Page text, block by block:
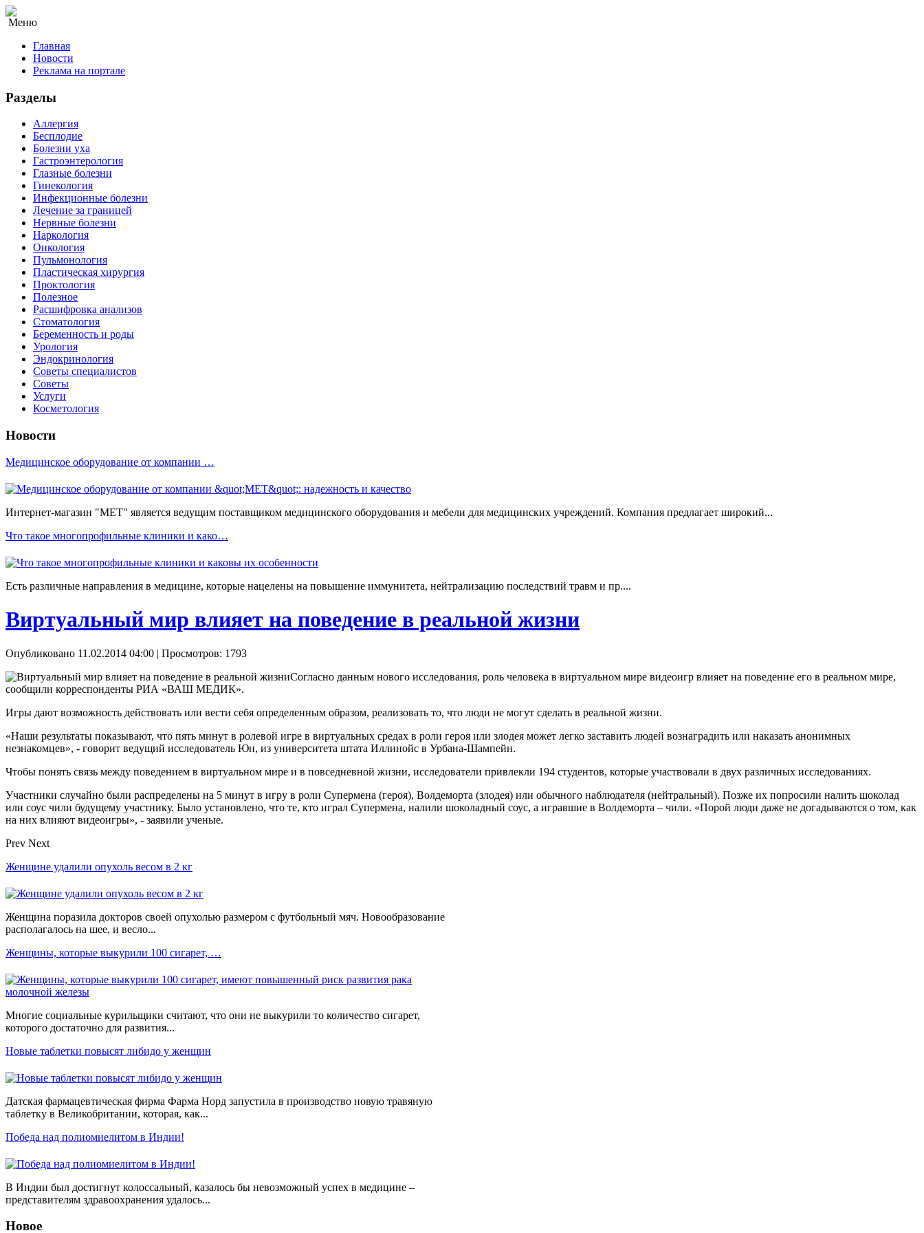
Меню
Главная
Новости
Реклама на портале
Разделы
Аллергия
Бесплодие
Болезни уха
Гастроэнтерология
Глазные болезни
Гинекология
Инфекционные болезни
Лечение за границей
Нервные болезни
Наркология
Онкология
Пульмонология
Пластическая хирургия
Проктология
Полезное
Расшифровка анализов
Стоматология
Беременность и роды
Урология
Эндокринология
Советы специалистов
Советы
Услуги
Косметология
Новости
Медицинское оборудование от компании …
Интернет-магазин "МЕТ" является ведущим поставщиком медицинского оборудования и мебели для медицинских учреждений. Компания предлагает широкий...
Что такое многопрофильные клиники и како…
Есть различные направления в медицине, которые нацелены на повышение иммунитета, нейтрализацию последствий травм и пр....
Виртуальный мир влияет на поведение в реальной жизни
Опубликовано 11.02.2014 04:00 | Просмотров: 1793
Согласно данным нового исследования, роль человека в виртуальном мире видеоигр влияет на поведение его в реальном мире,
сообщили корреспонденты РИА «ВАШ МЕДИК».
Игры дают возможность действовать или вести себя определенным образом, реализовать то, что люди не могут сделать в реальной жизни.
«Наши результаты показывают, что пять минут в ролевой игре в виртуальных средах в роли героя или злодея может легко заставить людей вознаградить или наказать анонимных
незнакомцев», - говорит ведущий исследователь Юн, из университета штата Иллинойс в Урбана-Шампейн.
Чтобы понять связь между поведением в виртуальном мире и в повседневной жизни, исследователи привлекли 194 студентов, которые участвовали в двух различных исследованиях.
Участники случайно были распределены на 5 минут в игру в роли Супермена (героя), Волдеморта (злодея) или обычного наблюдателя (нейтральный). Позже их попросили налить шоколад
или соус чили будущему участнику. Было установлено, что те, кто играл Супермена, налили шоколадный соус, а игравшие в Волдеморта – чили. «Порой люди даже не догадываются о том, как
на них влияют видеоигры», - заявили ученые.
Prev Next
Женщине удалили опухоль весом в 2 кг
Женщина поразила докторов своей опухолью размером с футбольный мяч. Новообразование
располагалось на шее, и весло...
Женщины, которые выкурили 100 сигарет, …
Многие социальные курильщики считают, что они не выкурили то количество сигарет,
которого достаточно для развития...
Новые таблетки повысят либидо у женщин
Датская фармацевтическая фирма Фарма Норд запустила в производство новую травяную
таблетку в Великобритании, которая, как...
Победа над полиомиелитом в Индии!
В Индии был достигнут колоссальный, казалось бы невозможный успех в медицине –
представителям здравоохранения удалось...
Новое